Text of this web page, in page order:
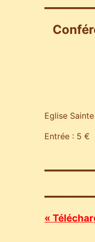
Eglise
Entrée : 5 €
«